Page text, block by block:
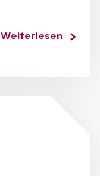
Weiterlesen